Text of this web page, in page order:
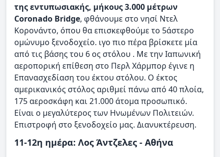
της εντυπωσιακής, μήκους 3.000 μέτρων
Coronado Bridge, φθάνουμε στο νησί Ντελ
Κορονάντο, όπου θα επισκεφθούμε το 5άστερο
ομώνυμο ξενοδοχείο. ιγο πιο πέρα βρίσκετε μία
από τις βάσης του 6 ος στόλου . Με την Ιαπωνική
αεροπορική επίθεση στο Περλ Χάρμπορ έγινε η
Επανασχεδίαση του έκτου στόλου. Ο έκτος
αμερικανικός στόλος αριθμεί πάνω από 40 πλοία,
175 αεροσκάφη και 21.000 άτομα προσωπικό.
Είναι ο μεγαλύτερος των Ηνωμένων Πολιτειών.
Επιστροφή στο ξενοδοχείο μας. Διανυκτέρευση.
11-12η ημέρα: Λος Άντζελες - Αθήνα